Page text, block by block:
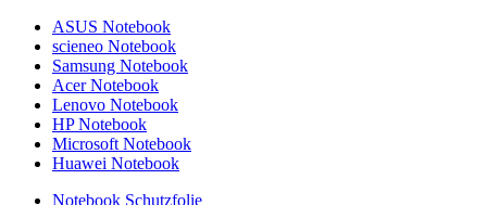
ASUS Notebook
scieneo Notebook
Samsung Notebook
Acer Notebook
Lenovo Notebook
HP Notebook
Microsoft Notebook
Huawei Notebook
Notebook Schutzfolie